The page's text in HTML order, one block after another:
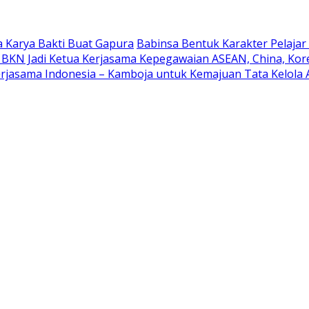
Karya Bakti Buat Gapura Babinsa Bentuk Karakter Pelajar
Jadi Ketua Kerjasama Kepegawaian ASEAN, China,
Indonesia – Kamboja untuk Kemajuan Tata Kelola